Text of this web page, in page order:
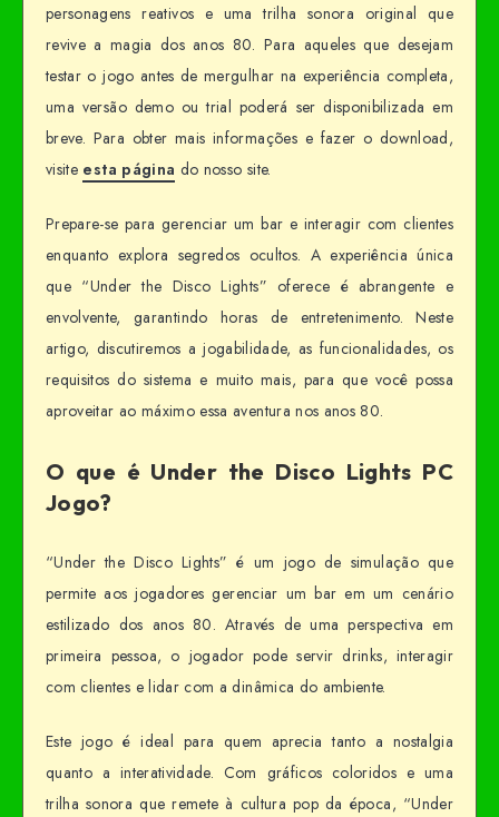
personagens reativos e uma trilha sonora original que
revive a magia dos anos 80. Para aqueles que desejam
testar o jogo antes de mergulhar na experiência completa,
uma versão demo ou trial poderá ser disponibilizada em
breve. Para obter mais informações e fazer o download,
visite esta página do nosso site.
Prepare-se para gerenciar um bar e interagir com clientes
enquanto explora segredos ocultos. A experiência única
que “Under the Disco Lights” oferece é abrangente e
envolvente, garantindo horas de entretenimento. Neste
artigo, discutiremos a jogabilidade, as funcionalidades, os
requisitos do sistema e muito mais, para que você possa
aproveitar ao máximo essa aventura nos anos 80.
O que é Under the Disco Lights PC
Jogo?
“Under the Disco Lights” é um jogo de simulação que
permite aos jogadores gerenciar um bar em um cenário
estilizado dos anos 80. Através de uma perspectiva em
primeira pessoa, o jogador pode servir drinks, interagir
com clientes e lidar com a dinâmica do ambiente.
Este jogo é ideal para quem aprecia tanto a nostalgia
quanto a interatividade. Com gráficos coloridos e uma
trilha sonora que remete à cultura pop da época, “Under